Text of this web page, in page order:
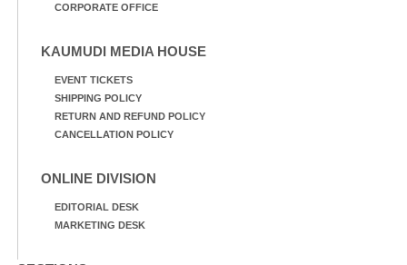
CORPORATE OFFICE
KAUMUDI MEDIA HOUSE
EVENT TICKETS
SHIPPING POLICY
RETURN AND REFUND POLICY
CANCELLATION POLICY
ONLINE DIVISION
EDITORIAL DESK
MARKETING DESK